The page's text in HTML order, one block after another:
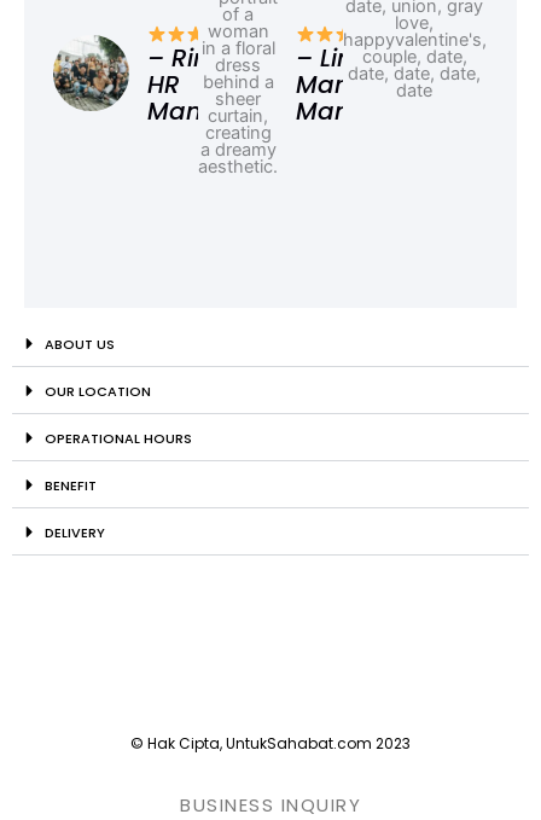
– Rina,
HR
Manager
– Linda,
Marketing
Manager
ABOUT US
OUR LOCATION
OPERATIONAL HOURS
BENEFIT
DELIVERY
© Hak Cipta, UntukSahabat.com 2023
BUSINESS INQUIRY